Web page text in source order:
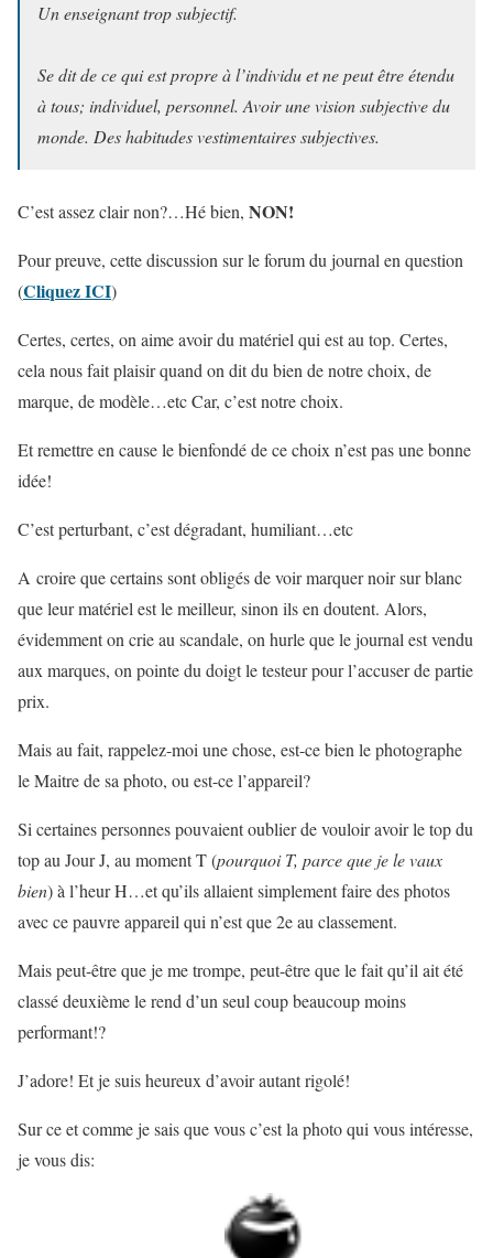
Un enseignant trop subjectif.
Se dit de ce qui est propre à l’individu et ne peut être étendu
à tous; individuel, personnel. Avoir une vision subjective du
monde. Des habitudes vestimentaires subjectives.
C’est assez clair non?…Hé bien, NON!
Pour preuve, cette discussion sur le forum du journal en question
(Cliquez ICI)
Certes, certes, on aime avoir du matériel qui est au top. Certes,
cela nous fait plaisir quand on dit du bien de notre choix, de
marque, de modèle…etc Car, c’est notre choix.
Et remettre en cause le bienfondé de ce choix n’est pas une bonne
idée!
C’est perturbant, c’est dégradant, humiliant…etc
A croire que certains sont obligés de voir marquer noir sur blanc
que leur matériel est le meilleur, sinon ils en doutent. Alors,
évidemment on crie au scandale, on hurle que le journal est vendu
aux marques, on pointe du doigt le testeur pour l’accuser de partie
prix.
Mais au fait, rappelez-moi une chose, est-ce bien le photographe
le Maitre de sa photo, ou est-ce l’appareil?
Si certaines personnes pouvaient oublier de vouloir avoir le top du
top au Jour J, au moment T (pourquoi T, parce que je le vaux
bien) à l’heur H…et qu’ils allaient simplement faire des photos
avec ce pauvre appareil qui n’est que 2e au classement.
Mais peut-être que je me trompe, peut-être que le fait qu’il ait été
classé deuxième le rend d’un seul coup beaucoup moins
performant!?
J’adore! Et je suis heureux d’avoir autant rigolé!
Sur ce et comme je sais que vous c’est la photo qui vous intéresse,
je vous dis: